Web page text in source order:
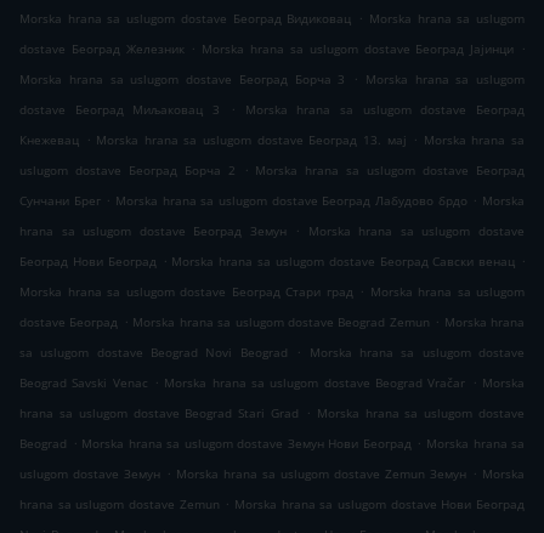
Morska hrana sa uslugom dostave Београд Видиковац . Morska hrana sa uslugom
dostave Београд Железник . Morska hrana sa uslugom dostave Београд Јајинци
.
Morska hrana sa uslugom dostave Београд Борча 3
. Morska hrana sa uslugom
dostave Београд Миљаковац 3
.
Morska hrana sa uslugom dostave Београд
Кнежевац . Morska hrana sa uslugom dostave Београд 13. мај . Morska hrana sa
uslugom dostave Београд Борча 2
. Morska hrana sa uslugom dostave Београд
Сунчани Брег . Morska hrana sa uslugom dostave Београд Лабудово брдо . Morska
hrana sa uslugom dostave Београд Земун
.
Morska hrana sa uslugom dostave
Београд Нови Београд . Morska hrana sa uslugom dostave Београд Савски венац .
Morska hrana sa uslugom dostave Београд Стари град . Morska hrana sa uslugom
dostave Београд . Morska hrana sa uslugom dostave Beograd Zemun . Morska hrana
sa uslugom dostave Beograd Novi Beograd
.
Morska hrana sa uslugom dostave
Beograd Savski Venac . Morska hrana sa uslugom dostave Beograd Vračar . Morska
hrana sa uslugom dostave Beograd Stari Grad
. Morska hrana sa uslugom dostave
Beograd . Morska hrana sa uslugom dostave Земун Нови Београд . Morska hrana sa
uslugom dostave Земун . Morska hrana sa uslugom dostave Zemun Земун . Morska
hrana sa uslugom dostave Zemun . Morska hrana sa uslugom dostave Нови Београд